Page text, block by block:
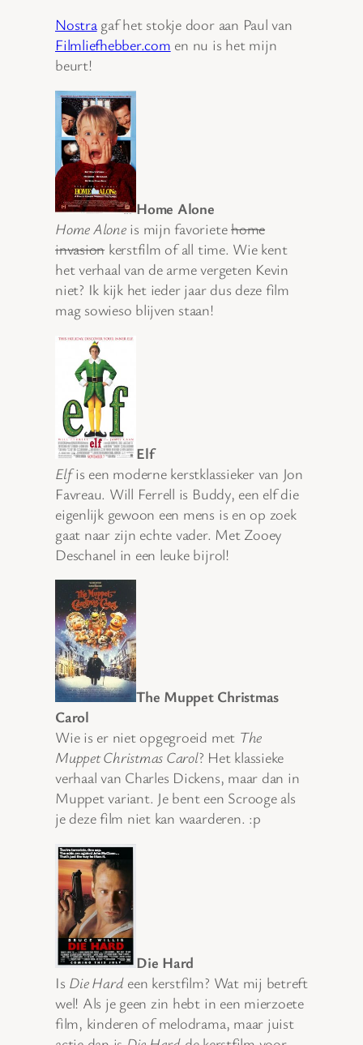
Nostra gaf het stokje door aan Paul van
Filmliefhebber.com en nu is het mijn
beurt!
Home Alone
Home Aloneis mijn favorietehome
invasion kerstfilm of all time. Wie kent
het verhaal van de arme vergeten Kevin
niet? Ik kijk het ieder jaar dus deze film
mag sowieso blijven staan!
Elf
Elfis een moderne kerstklassieker van Jon
Favreau. Will Ferrell is Buddy, een elf die
eigenlijk gewoon een mens is en op zoek
gaat naar zijn echte vader. Met Zooey
Deschanel in een leuke bijrol!
The Muppet Christmas
Carol
Wie is er niet opgegroeid met The
Muppet Christmas Carol? Het klassieke
verhaal van Charles Dickens, maar dan in
Muppet variant. Je bent een Scrooge als
je deze film niet kan waarderen. :p
Die Hard
Is Die Hardeen kerstfilm? Wat mij betreft
wel! Als je geen zin hebt in een mierzoete
film, kinderen of melodrama, maar juist